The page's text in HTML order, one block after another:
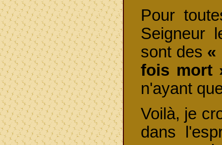
Pour
Seigneur
sont des «
fois mort
n'ayant
Voilà, je
dans